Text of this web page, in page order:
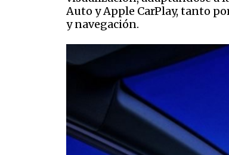
Auto y Apple CarPlay, tanto
y navegación.